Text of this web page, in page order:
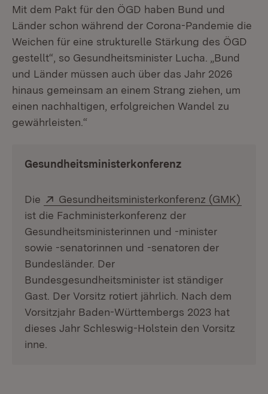
Mit dem Pakt für den ÖGD haben Bund und
Länder schon während der Corona-Pandemie die
Weichen für eine strukturelle Stärkung des ÖGD
gestellt“, so Gesundheitsminister Lucha. „Bund
und Länder müssen auch über das Jahr 2026
hinaus gemeinsam an einem Strang ziehen, um
einen nachhaltigen, erfolgreichen Wandel zu
gewährleisten.“
Gesundheitsministerkonferenz
Die Extern:
Gesundheitsministerkonferenz (GMK)
ist die Fachministerkonferenz der
Gesundheitsministerinnen und -minister
sowie -senatorinnen und -senatoren der
Bundesländer. Der
Bundesgesundheitsminister ist ständiger
Gast. Der Vorsitz rotiert jährlich. Nach dem
Vorsitzjahr Baden-Württembergs 2023 hat
dieses Jahr Schleswig-Holstein den Vorsitz
inne.